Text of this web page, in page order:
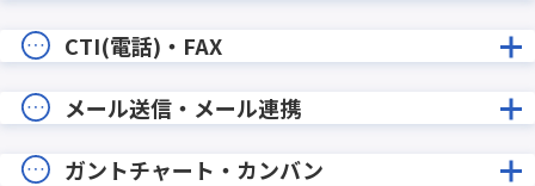
CTI(電話)・FAX
メール送信・メール連携
ガントチャート・カンバン